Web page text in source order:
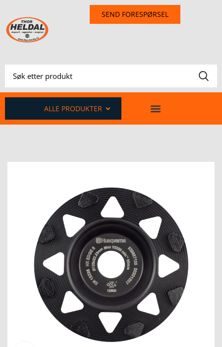
SEND FORESPØRSEL
ALLE PRODUKTER